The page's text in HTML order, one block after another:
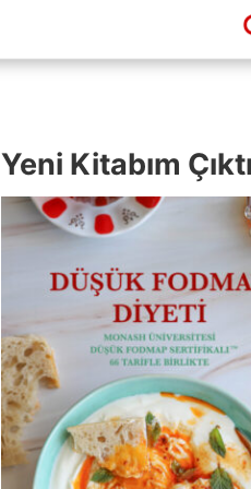
Yeni Kitabım Çıktı